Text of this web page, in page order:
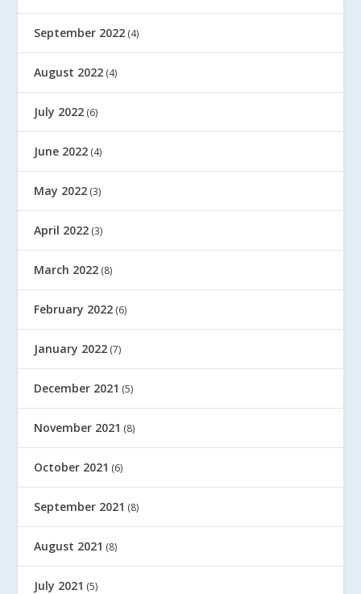
September 2022 (4)
August 2022 (4)
July 2022 (6)
June 2022 (4)
May 2022 (3)
April 2022 (3)
March 2022 (8)
February 2022 (6)
January 2022 (7)
December 2021 (5)
November 2021 (8)
October 2021 (6)
September 2021 (8)
August 2021 (8)
July 2021 (5)